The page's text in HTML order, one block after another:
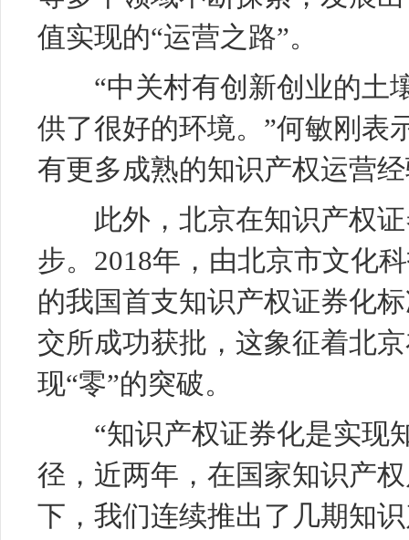
值实现的“运营之路”。
“中关村有创新创业的土
供了很好的环境。”何敏刚表
有更多成熟的知识产权运营
此外，北京在知识产权证
步。2018年，由北京市文化
的我国首支知识产权证券化
交所成功获批，这象征着北
现“零”的突破。
“知识产权证券化是实现
径，近两年，在国家知识产
下，我们连续推出了几期知